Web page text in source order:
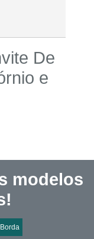
De
e
modelos